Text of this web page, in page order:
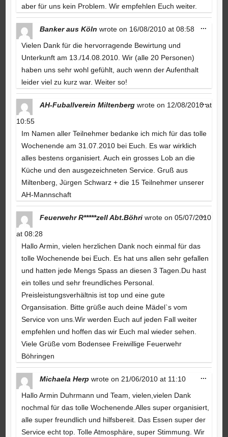
aber für uns kein Problem. Wir empfehlen Euch weiter.
Banker aus Köln wrote on 16/08/2010 at 08:58
Vielen Dank für die hervorragende Bewirtung und
Unterkunft am 13./14.08.2010. Wir (alle 20 Personen)
haben uns sehr wohl gefühlt, auch wenn der Aufenthalt
leider viel zu kurz war. Weiter so!
...
AH-Fuballverein Miltenberg wrote on 12/08/2010 at
10:55
Im Namen aller Teilnehmer bedanke ich mich für das tolle
Wochenende am 31.07.2010 bei Euch. Es war wirklich
alles bestens organisiert. Auch ein grosses Lob an die
Küche und den ausgezeichneten Service. Gruß aus
Miltenberg, Jürgen Schwarz + die 15 Teilnehmer unserer
AH-Mannschaft
...Toggle
this
Feuerwehr R*****zell Abt.Böhri wrote on 05/07/2010
at 08:28
Hallo Armin, vielen herzlichen Dank noch einmal für das
tolle Wochenende bei Euch. Es hat uns allen sehr gefallen
und hatten jede Mengs Spass an diesen 3 Tagen.Du hast
ein tolles und sehr freundliches Personal.
Preisleistungsverhältnis ist top und eine gute
Organsisation. Bitte grüße auch deine Mädel`s vom
Service von uns.Wir werden Euch auf jeden Fall weiter
empfehlen und hoffen das wir Euch mal wieder sehen.
Viele Grüße vom Bodensee Freiwillige Feuerwehr
Böhringen
...Toggle
this
Michaela Herp wrote on 21/06/2010 at 11:10
Hallo Armin Duhrmann und Team, vielen,vielen Dank
nochmal für das tolle Wochenende.Alles super organisiert,
alle super freundlich und hilfsbereit. Das Essen super der
Service echt top. Tolle Atmosphäre, super Stimmung. Wir
...